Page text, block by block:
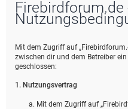
Firebirdforum.de
Mit dem Zugriff auf
zwischen dir und dem Betreiber
geschlossen:
1. Nutzungsvertrag
Mit dem Zugriff auf